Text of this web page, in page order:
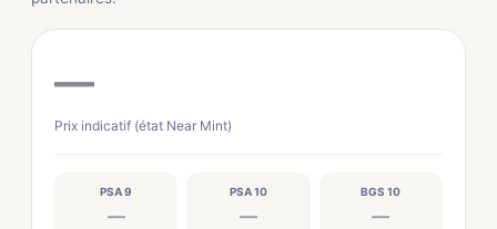
—
Prix indicatif (état Near Mint)
PSA 9
—
PSA 10
—
BGS 10
—